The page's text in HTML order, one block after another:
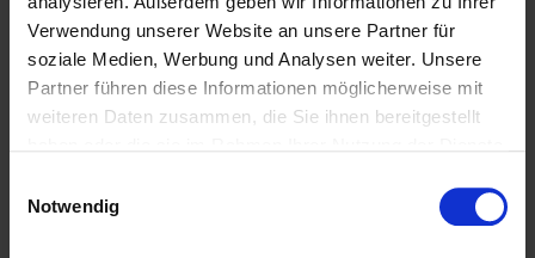
Verwendung unserer Website an unsere Partner für
soziale Medien, Werbung und Analysen weiter. Unsere
Partner führen diese Informationen möglicherweise mit
weiteren Daten zusammen, die Sie ihnen bereitgestellt
Notwendig
Kommunikation ist der Schlüssel
Stellen Sie sich vor, Sie könnten Ihren
Kunden wichtige Informationen,
sie warten und ihre volle Aufmerksamkeit